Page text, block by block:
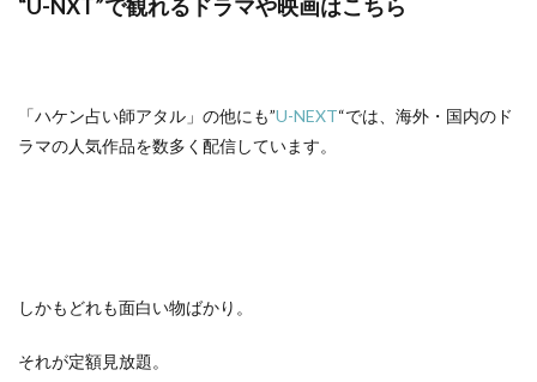
“U-NXT”で観れるドラマや映画はこちら
「ハケン占い師アタル」の他にも”U-NEXT“では、海外・国内のド
ラマの人気作品を数多く配信しています。
しかもどれも面白い物ばかり。
それが定額見放題。